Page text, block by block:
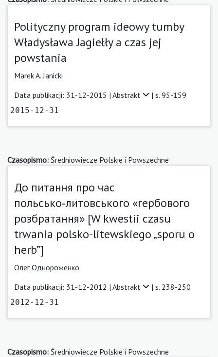
Polityczny program ideowy tumby
Władysława Jagiełły a czas jej
powstania
Marek A. Janicki
Data publikacji: 31-12-2015 | Abstrakt | s. 95-159
2015-12-31
Czasopismo: Średniowiecze Polskie i Powszechne
До питання про час
польсько‑литовського «гербового
розбратання» [W kwestii czasu
trwania polsko-litewskiego „sporu o
herb”]
Олег Однороженко
Data publikacji: 31-12-2012 | Abstrakt | s. 238-250
2012-12-31
Czasopismo: Średniowiecze Polskie i Powszechne